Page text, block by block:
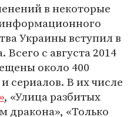
в некоторые
Украины вступил в
Всего с августа 2014
около 400
сериалов. В их числе
, «Улица разбитых
дракона», «Только